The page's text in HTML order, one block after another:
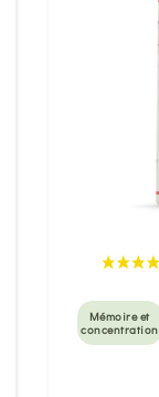
Mémoire et
concentration